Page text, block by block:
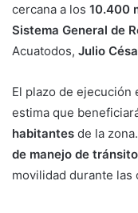
cercana a los 10.400
Sistema General de
Acuatodos, Julio
El plazo de ejecución
estima que
habitantes de la
de manejo de tránsito
movilidad durante las